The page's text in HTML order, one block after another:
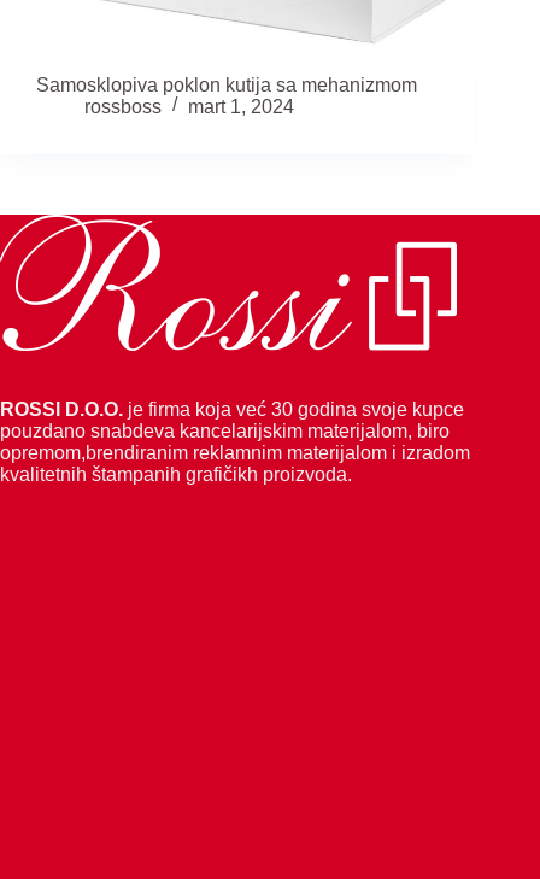
Samosklopiva poklon kutija sa mehanizmom
rossboss
mart 1, 2024
ROSSI D.O.O. je firma koja već 30 godina svoje kupce
pouzdano snabdeva kancelarijskim materijalom, biro
opremom,brendiranim reklamnim materijalom i izradom
kvalitetnih štampanih grafičikh proizvoda.